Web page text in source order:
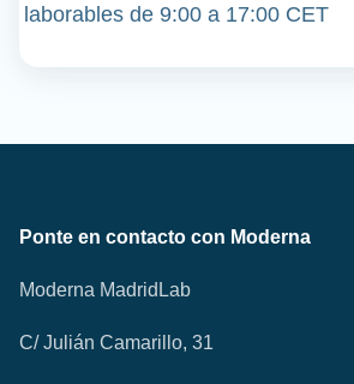
laborables de 9:00 a 17:00 CET
Ponte en contacto con Moderna
Moderna MadridLab
C/ Julián Camarillo, 31